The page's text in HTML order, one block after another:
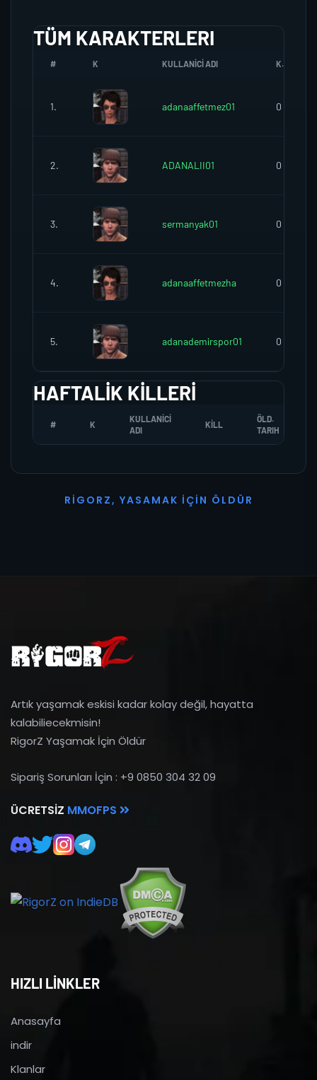
TÜM KARAKTERLERI
# K KULLANICI ADI K.SEREFI
1. adanaaffetmez01 0
2. ADANALII01 0
3. sermanyak01 0
4. adanaaffetmezha 0
5. adanademirspor01 0
HAFTALIK KILLERI
# K
KULLANICI
ADI
KILL
ÖLD.
TARIH
R I G O R Z, YASAMAK İ ÇI N Ö L D Ü R
Artık yaşamak eskisi kadar kolay değil, hayatta
kalabiliecekmisin!
RigorZ Yaşamak İçin Öldür
Sipariş Sorunları İçin : +9 0850 304 32 09
ÜCRETSIZ MMOFPS
HIZLI LİNKLER
Anasayfa
indir
Klanlar